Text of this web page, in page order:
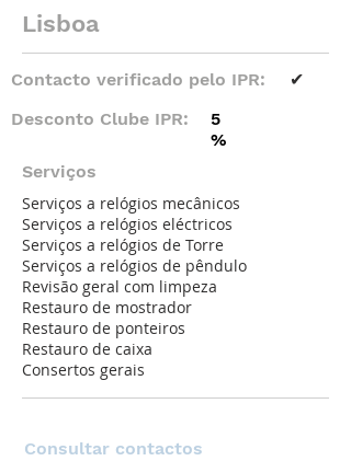
Lisboa
Contacto verificado pelo IPR:
✔
Desconto Clube IPR:
5
%
Serviços
Serviços a relógios mecânicos
Serviços a relógios eléctricos
Serviços a relógios de Torre
Serviços a relógios de pêndulo
Revisão geral com limpeza
Restauro de mostrador
Restauro de ponteiros
Restauro de caixa
Consertos gerais
Consultar contactos